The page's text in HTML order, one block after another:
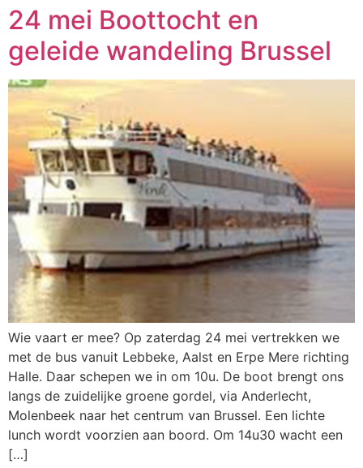
24 mei Boottocht en
geleide wandeling Brussel
Wie vaart er mee? Op zaterdag 24 mei vertrekken we
met de bus vanuit Lebbeke, Aalst en Erpe Mere richting
Halle. Daar schepen we in om 10u. De boot brengt ons
langs de zuidelijke groene gordel, via Anderlecht,
Molenbeek naar het centrum van Brussel. Een lichte
lunch wordt voorzien aan boord. Om 14u30 wacht een
[…]